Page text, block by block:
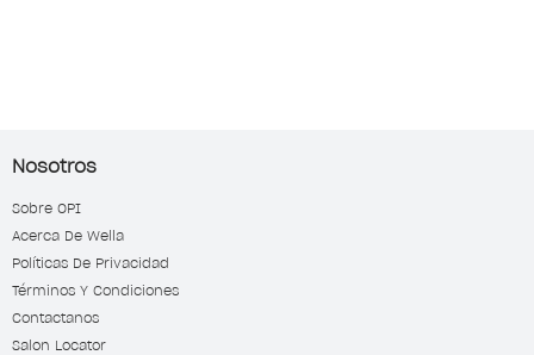
Nosotros
Sobre OPI
Acerca De Wella
Políticas De Privacidad
Términos Y Condiciones
Contactanos
Salon Locator